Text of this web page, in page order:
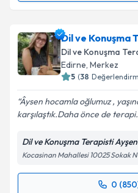
almanız için bir takvim
bilgilendireceğiz.
E-posta Adresiniz
Metni 'ni okudum ve
kapsamda
Dil ve Konuşma
Dil ve Konuşma
Edirne, Merkez
5 (38
Âysen hocamla oğlumuz ,
karşılaştık.Daha önce de
Dil ve Konuşma Terapisti
Kocasinan Mahallesi 10025 Sokak
0